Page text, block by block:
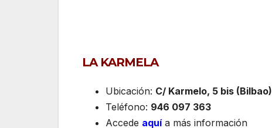
LA KARMELA
Ubicación: C/ Karmelo, 5 bis (Bilbao)
Teléfono: 946 097 363
Accede aquí a más información